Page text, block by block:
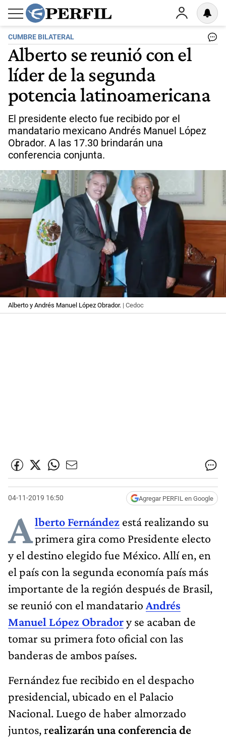
CUMBRE BILATERAL
Alberto se reunió con el
líder de la segunda
potencia latinoamericana
El presidente electo fue recibido por el
mandatario mexicano Andrés Manuel López
Obrador. A las 17.30 brindarán una
conferencia conjunta.
Alberto y Andrés Manuel López Obrador. | Cedoc
04-11-2019 16:50 Agregar PERFIL en Google
Alberto Fernández está realizando su
primera gira como Presidente electo
y el destino elegido fue México. Allí en, en
el país con la segunda economía país más
importante de la región después de Brasil,
se reunió con el mandatario Andrés
Manuel López Obradory se acaban de
tomar su primera foto oficial con las
banderas de ambos países.
Fernández fue recibido en el despacho
presidencial, ubicado en el Palacio
Nacional. Luego de haber almorzado
juntos, realizarán una conferencia de